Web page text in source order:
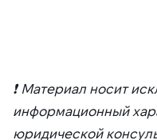
❗️ Материал носит
информационный
юридической